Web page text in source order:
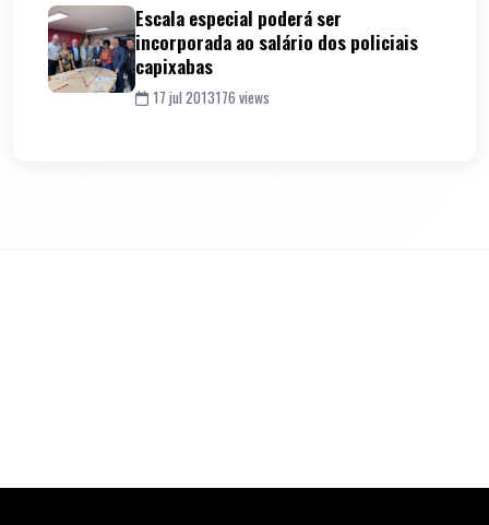
Escala especial poderá ser
incorporada ao salário dos policiais
capixabas
17 jul 2013176 views